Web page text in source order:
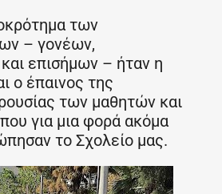
των
– γονέων,
επισήμων – ήταν η
ο έπαινος της
των μαθητών και
για μια φορά ακόμα
το Σχολείο μας.